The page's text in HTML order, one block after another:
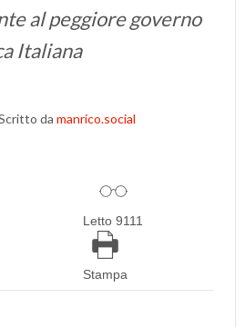
al peggiore governo
Italiana
da manrico.social
Letto 9111
Stampa